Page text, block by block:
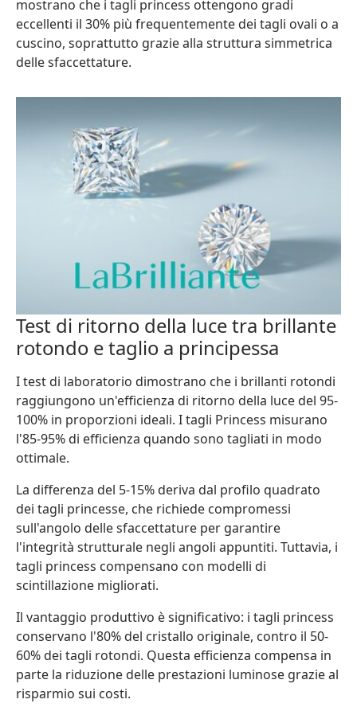
mostrano che i tagli princess ottengono gradi
eccellenti il 30% più frequentemente dei tagli ovali o a
cuscino, soprattutto grazie alla struttura simmetrica
delle sfaccettature.
Test di ritorno della luce tra brillante
rotondo e taglio a principessa
I test di laboratorio dimostrano che i brillanti rotondi
raggiungono un'efficienza di ritorno della luce del 95-
100% in proporzioni ideali. I tagli Princess misurano
l'85-95% di efficienza quando sono tagliati in modo
ottimale.
La differenza del 5-15% deriva dal profilo quadrato
dei tagli princesse, che richiede compromessi
sull'angolo delle sfaccettature per garantire
l'integrità strutturale negli angoli appuntiti. Tuttavia, i
tagli princess compensano con modelli di
scintillazione migliorati.
Il vantaggio produttivo è significativo: i tagli princess
conservano l'80% del cristallo originale, contro il 50-
60% dei tagli rotondi. Questa efficienza compensa in
parte la riduzione delle prestazioni luminose grazie al
risparmio sui costi.